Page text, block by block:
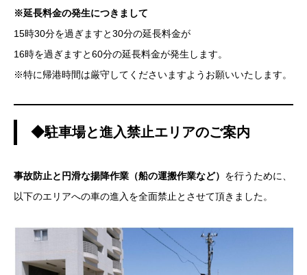
※延長料金の発生につきまして
15時30分を過ぎますと30分の延長料金が
16時を過ぎますと60分の延長料金が発生します。
※特に帰港時間は厳守してくださいますようお願いいたします。
◆駐車場と進入禁止エリアのご案内
事故防止と円滑な揚降作業（船の運搬作業など） を行うために、
以下のエリアへの車の進入を全面禁止とさせて頂きました。